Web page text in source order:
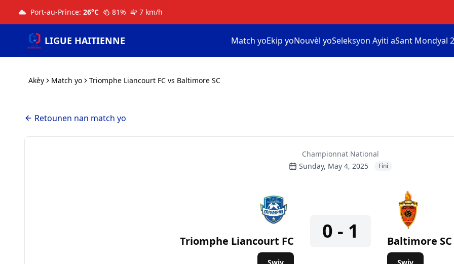
Port-au-Prince: 26°C 81% 7 km/h
LIGUE HAITIENNE Match yoEkip yoNouvèl yoSeleksyon Ayiti aSant Mondyal
Akèy Match yo Triomphe Liancourt FC vs Baltimore SC
Retounen nan match yo
Championnat National
Sunday, May 4, 2025
Fini
Triomphe Liancourt FC 0 - 1 Baltimore SC